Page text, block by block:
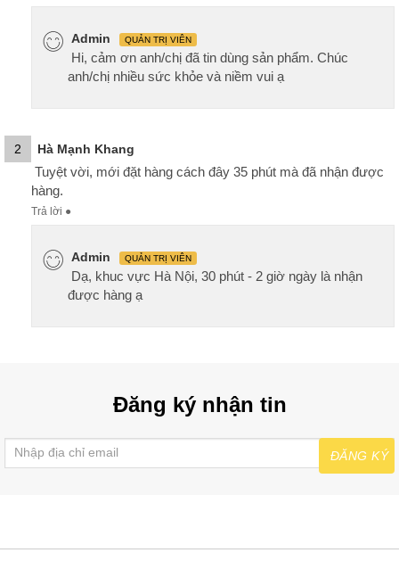
Admin QUẢN TRỊ VIÊN
Hi, cảm ơn anh/chị đã tin dùng sản phẩm. Chúc
anh/chị nhiều sức khỏe và niềm vui ạ
2 Hà Mạnh Khang
Tuyệt vời, mới đặt hàng cách đây 35 phút mà đã nhận được
hàng.
Trả lời ●
Admin QUẢN TRỊ VIÊN
Dạ, khuc vực Hà Nội, 30 phút - 2 giờ ngày là nhận
được hàng ạ
Đăng ký nhận tin
ĐĂNG KÝ